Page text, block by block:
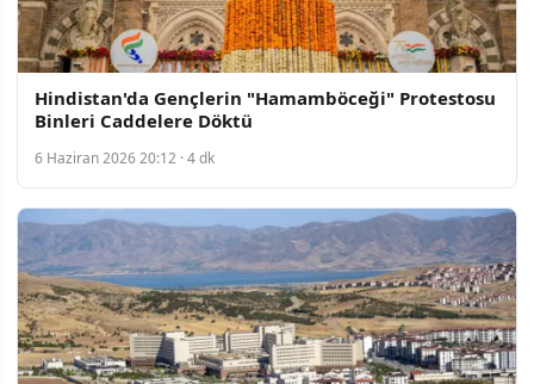
Hindistan'da Gençlerin "Hamamböceği" Protestosu
Binleri Caddelere Döktü
6 Haziran 2026 20:12 · 4 dk